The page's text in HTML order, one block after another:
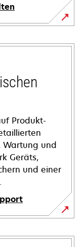
Produkt-
Wartung und
Geräts,
und einer